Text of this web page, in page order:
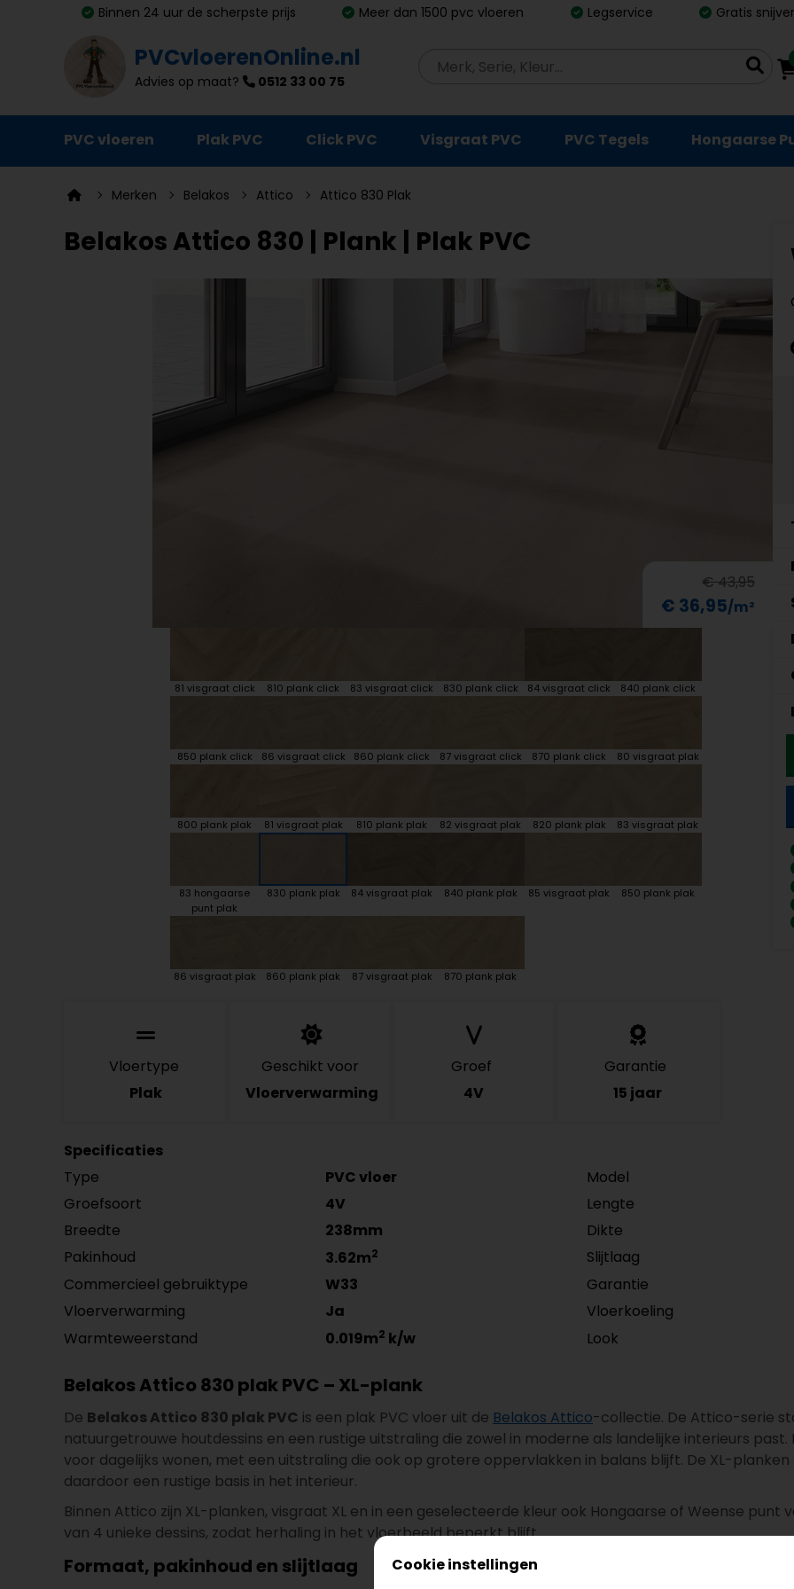
Binnen 24 uur de scherpste prijs Meer dan 1500 pvc vloeren Legservice Gratis
PVCvloerenOnline.nl
Advies op maat? 0512 33 00 75
PVC vloeren Plak PVC Click PVC Visgraat PVC PVC Tegels Hongaarse
Ondervloeren
Plinten
Plint accessoires
Merken Belakos Attico Attico 830 Plak
Belakos Attico 830 | Plank | Plak PVC
€ 43,95
€ 36,95
81 visgraat click 810 plank click 83 visgraat click 830 plank click 84 visgraat click 840 plank click
850 plank click 86 visgraat click 860 plank click 87 visgraat click 870 plank click 80 visgraat plak
800 plank plak 81 visgraat plak 810 plank plak 82 visgraat plak 820 plank plak 83 visgraat plak
83 hongaarse
punt plak
830 plank plak 84 visgraat plak 840 plank plak 85 visgraat plak 850 plank plak
86 visgraat plak 860 plank plak 87 visgraat plak 870 plank plak
Vloertype
Plak
Geschikt voor
Vloerverwarming
Groef
4V
Garantie
15 jaar
Specificaties
Type
PVC vloer Model
Groefsoort
4V Lengte
Breedte
238mm Dikte
Pakinhoud
3.62m2 Slijtlaag
Commercieel gebruiktype
W33 Garantie
Vloerverwarming
Ja Vloerkoeling
Warmteweerstand
0.019m2 k/w Look
Belakos Attico 830 plak PVC – XL-plank
De Belakos Attico 830 plak PVC is een plak PVC vloer uit de Belakos Attico-collectie. De Attico-serie
natuurgetrouwe houtdessins en een rustige uitstraling die zowel in moderne als landelijke interieurs
voor dagelijks wonen, met een uitstraling die ook op grotere oppervlakken in balans blijft. De XL-
daardoor een rustige basis in het interieur.
Binnen Attico zijn XL-planken, visgraat XL en in een geselecteerde kleur ook Hongaarse of Weense
van 4 unieke dessins, zodat herhaling in het vloerbeeld beperkt blijft.
Formaat, pakinhoud en slijtlaag
Cookie instellingen